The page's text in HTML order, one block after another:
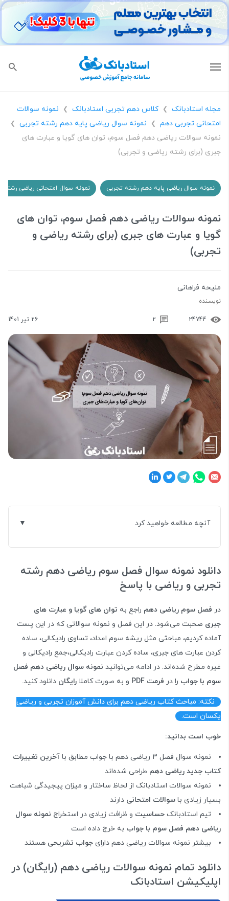
مجله استادبانک ❯ کلاس دهم تجربی استادبانک ❯
نمونه سوالات
امتحانی تجربی دهم
❯ نمونه سوال ریاضی پایه دهم رشته تجربی ❯
نمونه سوالات ریاضی دهم فصل سوم، توان های گویا و عبارت های
جبری (برای رشته ریاضی و تجربی)
نمونه سوال امتحانی ریاضی نمونه سوال ریاضی پایه دهم رشته تجربی
نمونه سوالات ریاضی دهم فصل سوم، توان های
گویا و عبارت های جبری (برای رشته ریاضی و
تجربی)
ملیحه فراهانی
نویسنده
24744
2 26 تیر 1401
آنچه مطالعه خواهید کرد
دانلود نمونه سوال فصل سوم ریاضی دهم رشته
تجربی و ریاضی با پاسخ
در فصل سوم ریاضی دهم راجع به توان های گویا و عبارت های
جبری صحبت می‌شود. در این فصل و نمونه سوالاتی که در این پست
آماده کردیم، مباحثی مثل ریشه سوم اعداد، تساوی رادیکالی، ساده
کردن عبارت های جبری، ساده کردن عبارت رادیکالی،جمع رادیکالی و
غیره مطرح شده‌اند. در ادامه می‌توانید نمونه سوال ریاضی دهم فصل
سوم با جواب را در فرمت PDF و به صورت کاملا رایگان دانلود کنید.
نکته: مباحث کتاب ریاضی دهم برای دانش آموزان تجربی و ریاضی
یکسان است.
خوب است بدانید:
نمونه سوال فصل 3 ریاضی دهم با جواب مطابق با
آخرین تغییرات
کتاب جدید ریاضی دهم طراحی شده‌اند
نمونه سوالات استادبانک از لحاظ ساختار و میزان پیجیدگی شباهت
بسیار زیادی با سوالات امتحانی دارند
تیم استادبانک حساسیت و ظرافت زیادی در استخراج نمونه سوال
ریاضی دهم فصل سوم با جواب به خرج داده است
بیشتر نمونه سوالات ریاضی دهم دارای جواب تشریحی هستند
دانلود تمام نمونه سوالات ریاضی دهم (رایگان) در
اپلیکیشن استادبانک